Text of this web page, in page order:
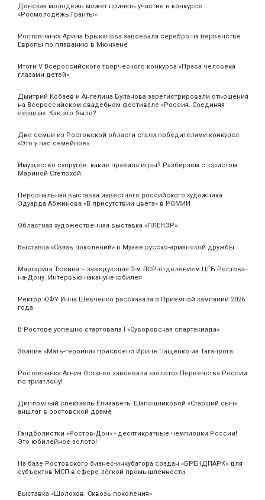
Донская молодёжь может принять участие в конкурсе
«Росмолодёжь.Гранты»
Ростовчанка Арина Брыканова завоевала серебро на первенстве
Европы по плаванию в Мюнхене
Итоги V Всероссийского творческого конкурса «Права человека
глазами детей»
Дмитрий Кобзев и Ангелина Буланова зарегистрировали отношения
на Всероссийском свадебном фестивале «Россия. Соединяя
сердца». Как это было?
Две семьи из Ростовской области стали победителями конкурса
«Это у нас семейное»
Имущество супругов: какие правила игры? Разбираем с юристом
Мариной Стетюхой
Персональная выставка известного российского художника
Эдуарда Абжинова «В присутствии цвета» в РОМИИ
Областная художественная выставка «ПЛЕНЭР»
Выставка «Связь поколений» в Музее русско-армянской дружбы
Маргарита Тюкина – заведующая 2-м ЛОР-отделением ЦГБ Ростова-
на-Дону. Интервью накануне юбилея
Ректор ЮФУ Инна Шевченко рассказала о Приемной кампании 2026
года
В Ростове успешно стартовала I «Суворовская спартакиада»
Звание «Мать‑героиня» присвоено Ирине Пащенко из Таганрога
Ростовчанка Агния Останко завоевала «золото» Первенства России
по триатлону!
Дипломный спектакль Елизаветы Шапошниковой «Старший сын»:
аншлаг в ростовской драме
Гандболистки «Ростов-Дон» - десятикратные чемпионки России!
Это юбилейное золото!
На базе Ростовского бизнес-инкубатора создан «БРЕНДПАРК» для
субъектов МСП в сфере лёгкой промышленности
Выставка «Шолохов. Сквозь поколения»